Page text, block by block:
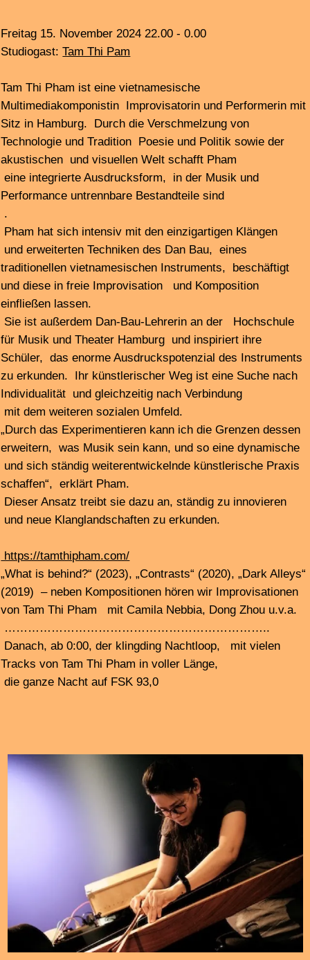
Freitag 18. Oktober 2024 22.00 - 0.00
pick up the tracks #2
tracks von + infos:
von der Kassette „tiles teils“, von
+A Sun of One’s Own– eine CD des Wergo Labels mit
Kompositionen von Elnaz Seyedi + ebenfalls bei Wergo
erschienen,
winter music
von John Cage 1958 komponiert in einer Ersteinspielung
>> der Essay„Cage als Sündenbock“,
Becker, erschienen in Positionen 140 03/2024 •
Positionen. Texte zur aktuellen Musik
+Jānis Petraškevičs, lettischer Komponist +Stylianos
Dimou, griechischer Komponist, Dirigent und Interpret
————————————————————-
Danach, der klingding loop als Nachtschleife, die ganze
Nacht bei FSK 93,0 Mhz mit allen Stücken in voller Länge.
……………………………………………………………..
tracks from + info:
piano
>> the essay „
, by Patrick Becker,
appeared in Positionen 140 03/2024 •Positionen. Texte
+ Stylianos Dimou, Greek composer, conductor and
————————————————————-
Afterwards, the klingding loop as a night loop, all night at
FSK 93.0 Mhz with all the pieces full length.